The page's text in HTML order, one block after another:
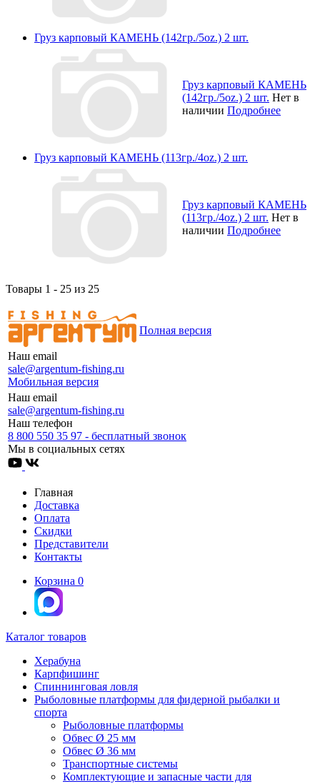
Груз карповый КАМЕНЬ (142гр./5oz.) 2 шт.
Груз карповый КАМЕНЬ
(142гр./5oz.) 2 шт. Нет в
наличии Подробнее
Груз карповый КАМЕНЬ (113гр./4oz.) 2 шт.
Груз карповый КАМЕНЬ
(113гр./4oz.) 2 шт. Нет в
наличии Подробнее
Товары 1 - 25 из 25
Наш email
sale@argentum-fishing.ru
Мобильная версия
Полная версия
Наш email
sale@argentum-fishing.ru
Наш телефон
8 800 550 35 97 - бесплатный звонок
Мы в социальных сетях
Главная
Доставка
Оплата
Скидки
Представители
Контакты
Корзина 0
Каталог товаров
Херабуна
Карпфишинг
Спиннинговая ловля
Рыболовные платформы для фидерной рыбалки и
спорта
Рыболовные платформы
Обвес Ø 25 мм
Обвес Ø 36 мм
Транспортные системы
Комплектующие и запасные части для